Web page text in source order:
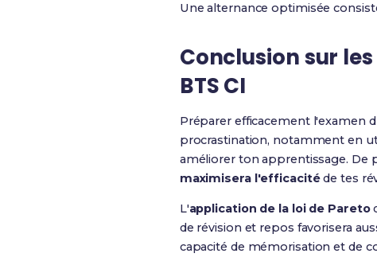
Une alternance optimisée
Conclusion sur
BTS CI
Préparer efficacement l'examen
procrastination, notamment en
améliorer ton apprentissage. De
maximisera l'efficacitéde tes
L'application de la loi de Pareto
de révision et repos favorisera
capacité de mémorisation et de